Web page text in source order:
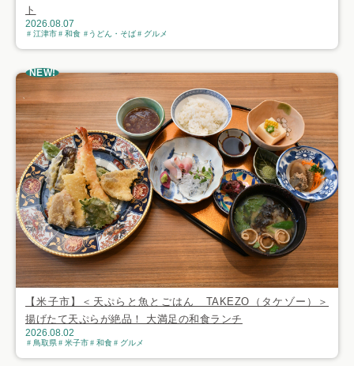
ト
2026.08.07
江津市 和食 うどん・そば グルメ
NEW!
【米子市】＜天ぷらと魚とごはん TAKEZO（タケゾー）＞
揚げたて天ぷらが絶品！ 大満足の和食ランチ
2026.08.02
鳥取県 米子市 和食 グルメ